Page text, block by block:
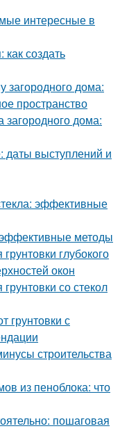
интересные в
создать
загородного дома:
пространство
дома:
даты выступлений и
эффективные
эффективные методы
глубокого
окон
со стекол
грунтовки с
строительства
из пеноблока: что
пошаговая